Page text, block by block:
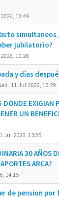
13:49
simultaneos
jubilatorio?
10:28
y días
11 Jul 2026, 10:29
EXIGIAN
UN
Jul 2026, 12:35
30 AÑOS
ARCA?
14:15
de pension